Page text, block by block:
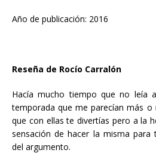
Año de publicación: 2016
Reseña de Rocío Carralón
Hacía mucho tiempo que no leía
temporada que me parecían más o
que con ellas te divertías pero a la
sensación de hacer la misma
del argumento.